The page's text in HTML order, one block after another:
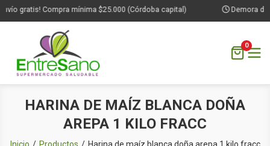
gratis! Compra mínima $25.000 (Córdoba capital) Demora de
0
HARINA DE MAÍZ BLANCA DOÑA
AREPA 1 KILO FRACC